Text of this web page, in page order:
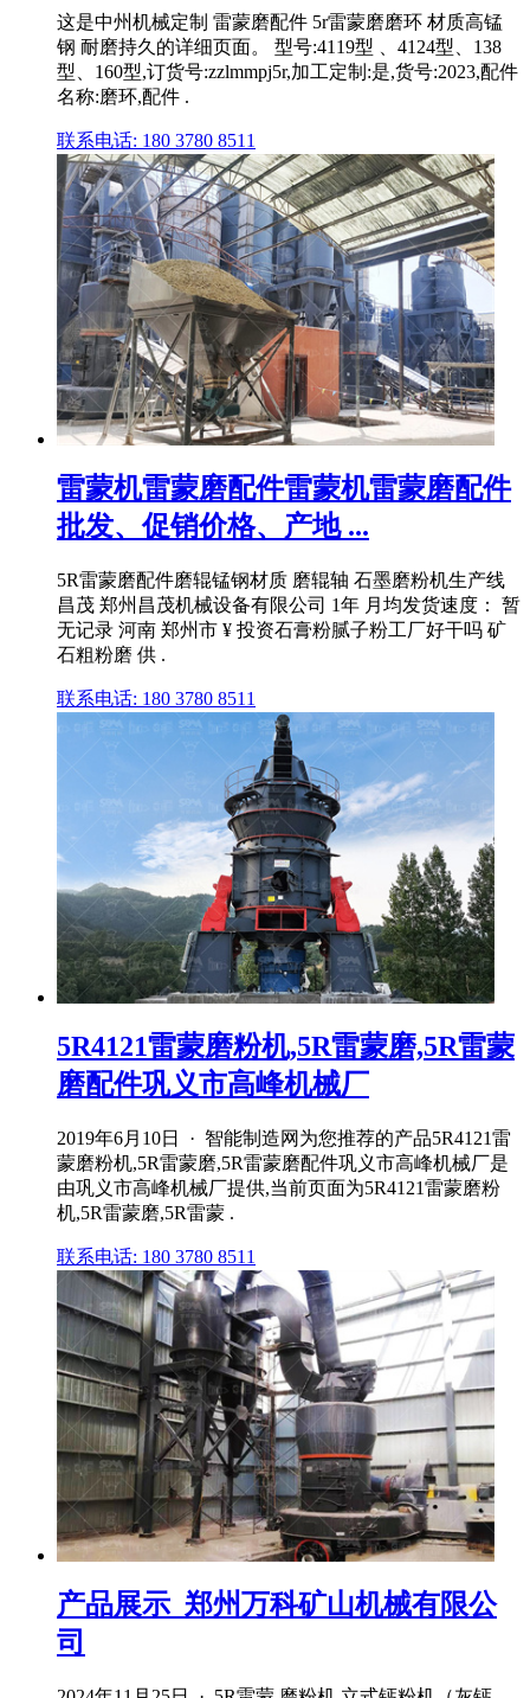
这是中州机械定制 雷蒙磨配件 5r雷蒙磨磨环 材质高锰
钢 耐磨持久的详细页面。 型号:4119型 、4124型、138
型、160型,订货号:zzlmmpj5r,加工定制:是,货号:2023,配件
名称:磨环,配件 .
联系电话: 180 3780 8511
雷蒙机雷蒙磨配件雷蒙机雷蒙磨配件
批发、促销价格、产地 ...
5R雷蒙磨配件磨辊锰钢材质 磨辊轴 石墨磨粉机生产线
昌茂 郑州昌茂机械设备有限公司 1年 月均发货速度： 暂
无记录 河南 郑州市 ¥ 投资石膏粉腻子粉工厂好干吗 矿
石粗粉磨 供 .
联系电话: 180 3780 8511
5R4121雷蒙磨粉机,5R雷蒙磨,5R雷蒙
磨配件巩义市高峰机械厂
2019年6月10日 · 智能制造网为您推荐的产品5R4121雷
蒙磨粉机,5R雷蒙磨,5R雷蒙磨配件巩义市高峰机械厂是
由巩义市高峰机械厂提供,当前页面为5R4121雷蒙磨粉
机,5R雷蒙磨,5R雷蒙 .
联系电话: 180 3780 8511
产品展示_郑州万科矿山机械有限公
司